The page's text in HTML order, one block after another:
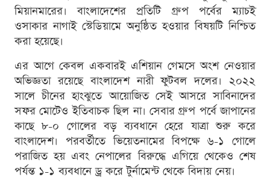
মিয়ানমারের। বাংলাদেশের প্রতিটি গ্রুপ পর্বের ম্যাচই
ওসাকার নাগাই স্টেডিয়ামে অনুষ্ঠিত হওয়ার বিষয়টি নিশ্চিত
করা হয়েছে।
এর আগে কেবল একবারই এশিয়ান গেমসে অংশ নেওয়ার
অভিজ্ঞতা রয়েছে বাংলাদেশ নারী ফুটবল দলের। ২০২২
সালে চীনের হাংঝুতে আয়োজিত সেই আসরে সাবিনাদের
সফর মোটেও ইতিবাচক ছিল না। সেবার গ্রুপ পর্বে জাপানের
কাছে ৮-০ গোলের বড় ব্যবধানে হেরে যাত্রা শুরু করে
বাংলাদেশ। পরবর্তীতে ভিয়েতনামের বিপক্ষে ৬-১ গোলে
পরাজিত হয় এবং নেপালের বিরুদ্ধে এগিয়ে থেকেও শেষ
পর্যন্ত ১-১ ব্যবধানে ড্র করে টুর্নামেন্ট থেকে বিদায় নেয়।